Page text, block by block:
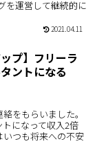
を運営して継続的に
2021.04.11
プ】フリーラ
ントになる
をもらいました。
になって収入2倍
いつも将来への不安